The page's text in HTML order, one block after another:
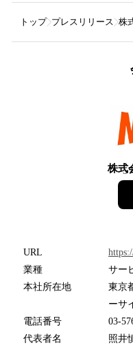
トップ プレスリリース 株
株式57
URL
業種
サー
本社所在地
東京
ーサ
電話番号
03-
代表者名
照井